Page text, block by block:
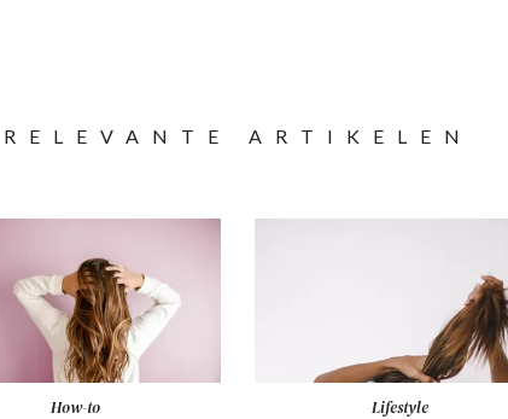
RELEVANTE ARTIKELEN
How-to Lifestyle